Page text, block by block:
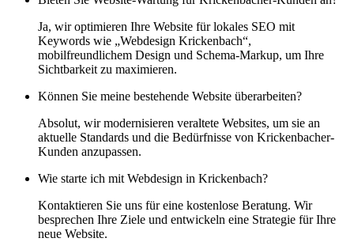
Ja, wir optimieren Ihre Website für lokales SEO mit
Keywords wie „Webdesign Krickenbach“,
mobilfreundlichem Design und Schema-Markup, um Ihre
Sichtbarkeit zu maximieren.
Können Sie meine bestehende Website überarbeiten?
Absolut, wir modernisieren veraltete Websites, um sie an
aktuelle Standards und die Bedürfnisse von Krickenbacher-
Kunden anzupassen.
Wie starte ich mit Webdesign in Krickenbach?
Kontaktieren Sie uns für eine kostenlose Beratung. Wir
besprechen Ihre Ziele und entwickeln eine Strategie für Ihre
neue Website.